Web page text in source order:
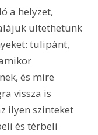
ültethetünk
tulipánt,
és mire
vissza is
ilyen szinteket
és térbeli